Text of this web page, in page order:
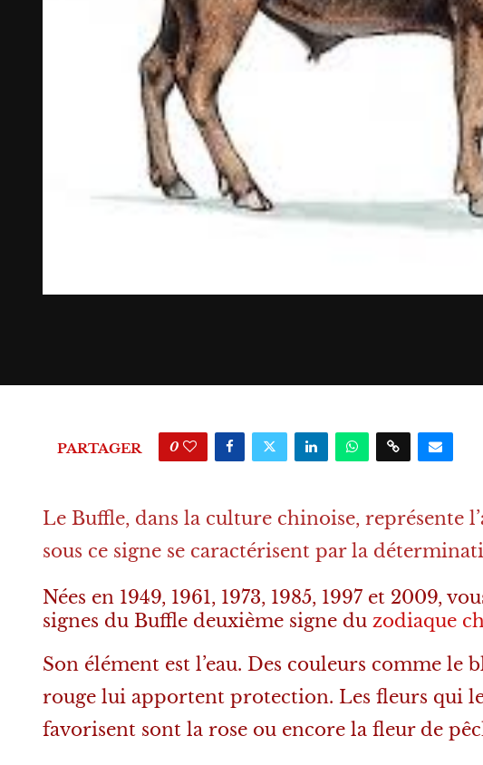
PARTAGER 0
Le Buffle, dans la culture chinoise, représente
sous ce signe se caractérisent par la
Nées en 1949, 1961, 1973, 1985, 1997 et 2009,
signes du Buffle deuxième signe du zodiaque
Son élément est l’eau. Des couleurs comme le
rouge lui apportent protection. Les fleurs qui
favorisent sont la rose ou encore la fleur de